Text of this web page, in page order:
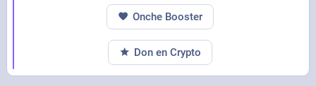
Onche Booster
Don en Crypto